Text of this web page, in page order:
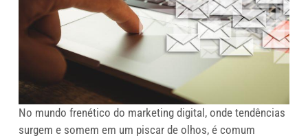
No mundo frenético do marketing digital, onde tendências
surgem e somem em um piscar de olhos, é comum